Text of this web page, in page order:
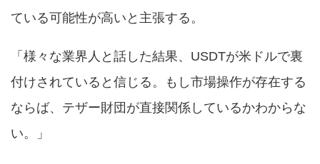
ている可能性が高いと主張する。
「様々な業界人と話した結果、USDTが米ドルで裏
付けされていると信じる。もし市場操作が存在する
ならば、テザー財団が直接関係しているかわからな
い。」